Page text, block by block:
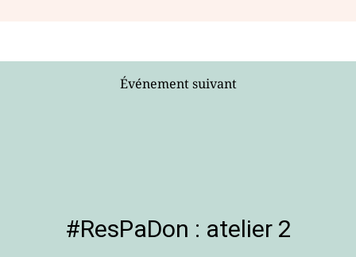
Événement suivant
#ResPaDon : atelier 2